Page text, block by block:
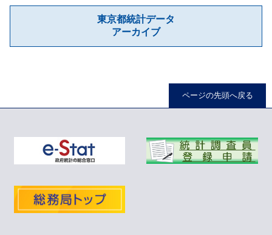
東京都統計データ
アーカイブ
ページの先頭へ戻る